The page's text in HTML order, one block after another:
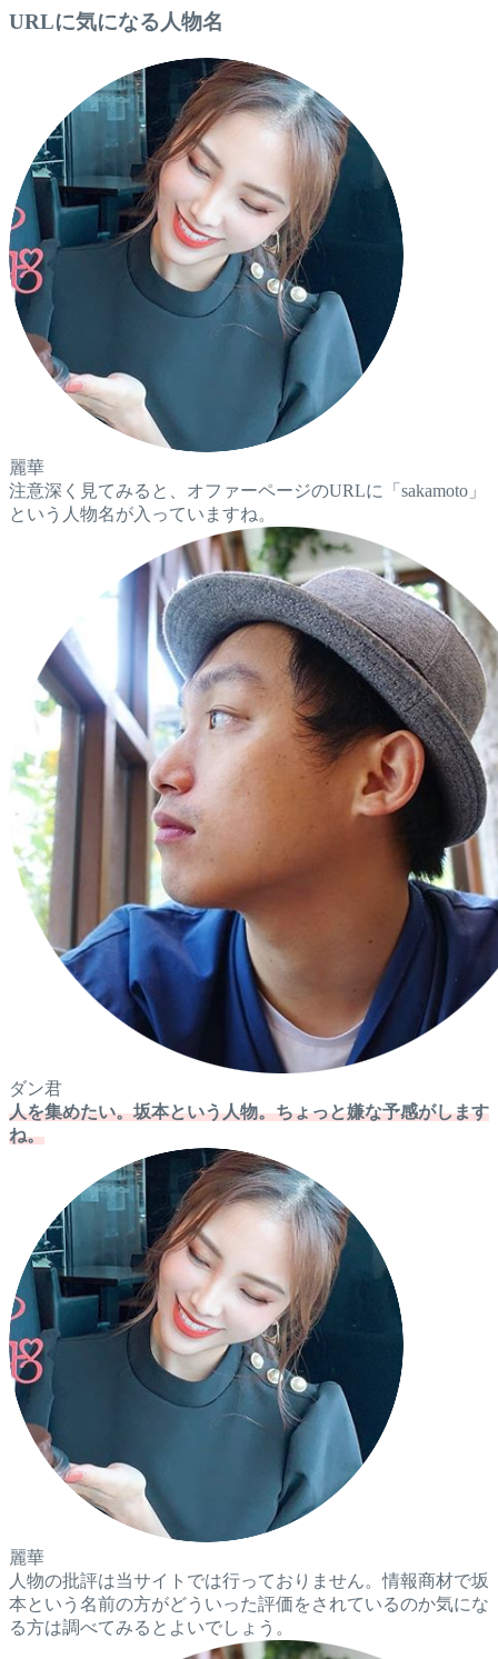
URLに気になる人物名
麗華
注意深く見てみると、オファーページのURLに「sakamoto」
という人物名が入っていますね。
ダン君
人を集めたい。坂本という人物。ちょっと嫌な予感がします
ね。
麗華
人物の批評は当サイトでは行っておりません。情報商材で坂
本という名前の方がどういった評価をされているのか気にな
る方は調べてみるとよいでしょう。